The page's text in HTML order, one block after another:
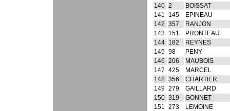
140 2
BOISSAT
141
145
EPINEAU
142 357
RANJON
143 151
PRONTEAU
144 182
REYNES
145 98
PENY
146 206
MAUBOIS
147 425
MARCEL
148 356
CHARTIER
149 279
GAILLARD
150 319
GONNET
151 273
LEMOINE